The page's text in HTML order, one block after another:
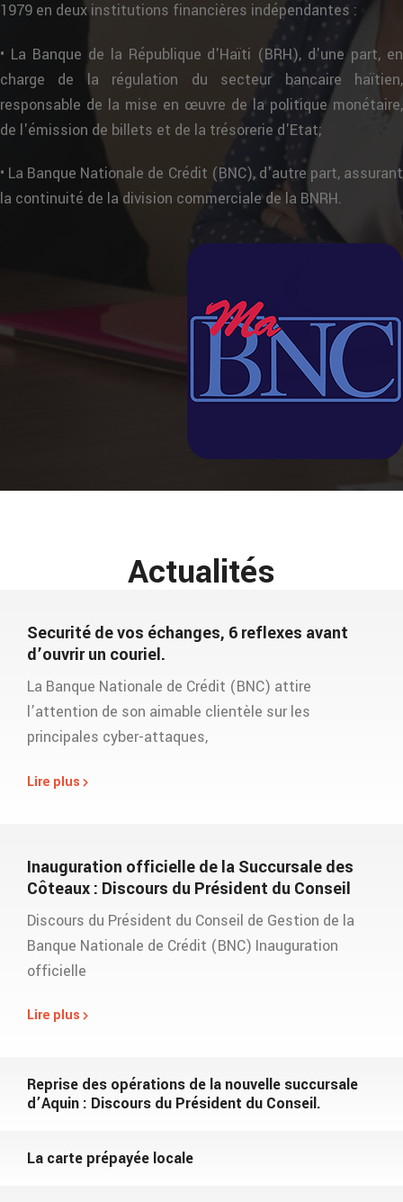
1979 en deux institutions financières indépendantes :
• La Banque de la République d'Haïti (BRH), d'une part, en
charge de la régulation du secteur bancaire haïtien,
responsable de la mise en œuvre de la politique monétaire,
de l'émission de billets et de la trésorerie d'Etat;
• La Banque Nationale de Crédit (BNC), d'autre part, assurant
la continuité de la division commerciale de la BNRH.
Actualités
Securité de vos échanges, 6 reflexes avant
d’ouvrir un couriel.
La Banque Nationale de Crédit (BNC) attire
l’attention de son aimable clientèle sur les
principales cyber-attaques,
Lire plus
Inauguration officielle de la Succursale des
Côteaux : Discours du Président du Conseil
Discours du Président du Conseil de Gestion de la
Banque Nationale de Crédit (BNC) Inauguration
officielle
Lire plus
Reprise des opérations de la nouvelle succursale
d’Aquin : Discours du Président du Conseil.
La carte prépayée locale